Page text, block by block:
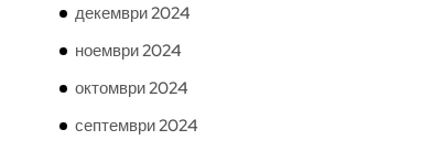
декември 2024
ноември 2024
октомври 2024
септември 2024